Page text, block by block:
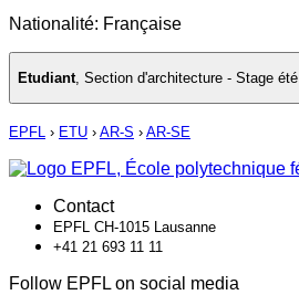
Nationalité: Française
Etudiant, Section d'architecture - Stage été
EPFL › ETU › AR-S › AR-SE
Contact
EPFL CH-1015 Lausanne
+41 21 693 11 11
Follow EPFL on social media